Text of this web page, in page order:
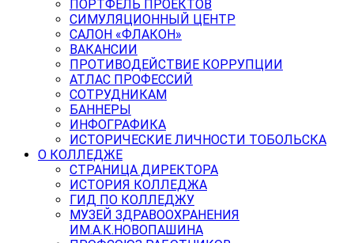
ПОРТФЕЛЬ ПРОЕКТОВ
СИМУЛЯЦИОННЫЙ ЦЕНТР
САЛОН «ФЛАКОН»
ВАКАНСИИ
ПРОТИВОДЕЙСТВИЕ КОРРУПЦИИ
АТЛАС ПРОФЕССИЙ
СОТРУДНИКАМ
БАННЕРЫ
ИНФОГРАФИКА
ИСТОРИЧЕСКИЕ ЛИЧНОСТИ ТОБОЛЬСКА
О КОЛЛЕДЖЕ
СТРАНИЦА ДИРЕКТОРА
ИСТОРИЯ КОЛЛЕДЖА
ГИД ПО КОЛЛЕДЖУ
МУЗЕЙ ЗДРАВООХРАНЕНИЯ
ИМ.А.К.НОВОПАШИНА